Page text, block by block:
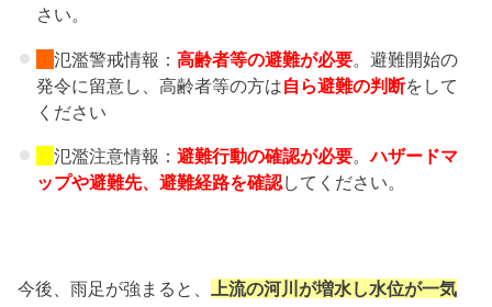
さい。
氾濫警戒情報： 高齢者等の避難が必要。避難開始の
発令に留意し、高齢者等の方は自ら避難の判断をして
ください
氾濫注意情報： 避難行動の確認が必要。ハザードマ
ップや避難先、 避難経路を確認してください。
今後、雨足が強まると、
上流の河川が増水し水位が一気